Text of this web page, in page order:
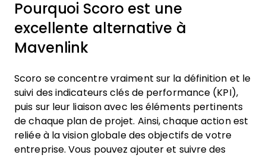
Pourquoi Scoro est une
excellente alternative à
Mavenlink
Scoro se concentre vraiment sur la définition et le
suivi des indicateurs clés de performance (KPI),
puis sur leur liaison avec les éléments pertinents
de chaque plan de projet. Ainsi, chaque action est
reliée à la vision globale des objectifs de votre
entreprise. Vous pouvez ajouter et suivre des